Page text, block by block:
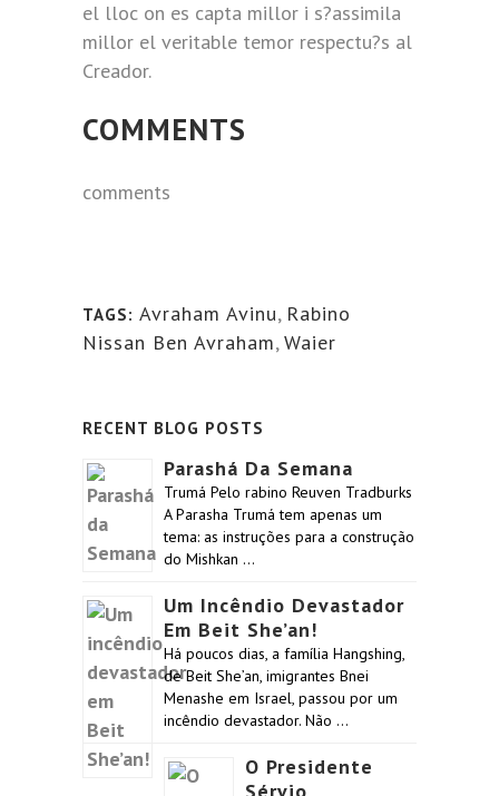
el lloc on es capta millor i s?assimila
millor el veritable temor respectu?s al
Creador.
COMMENTS
comments
TAGS: Avraham Avinu, Rabino
Nissan Ben Avraham,Waier
RECENT BLOG POSTS
Parashá Da Semana
Trumá Pelo rabino Reuven Tradburks
A Parasha Trumá tem apenas um
tema: as instruções para a construção
do Mishkan …
Um Incêndio Devastador
Em Beit She’an!
Há poucos dias, a família Hangshing,
de Beit She’an, imigrantes Bnei
Menashe em Israel, passou por um
incêndio devastador. Não …
O Presidente